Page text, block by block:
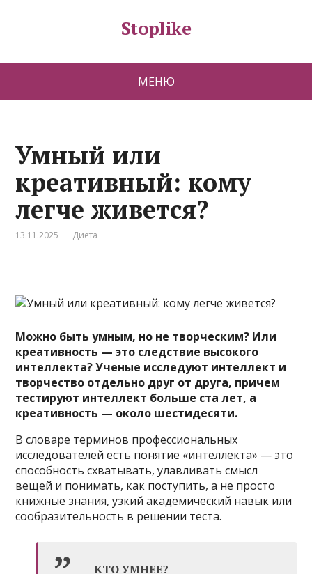
Stoplike
МЕНЮ
Умный или
креативный: кому
легче живется?
13.11.2025 Диета
Можно быть умным, но не творческим? Или
креативность — это следствие высокого
интеллекта? Ученые исследуют интеллект и
творчество отдельно друг от друга, причем
тестируют интеллект больше ста лет, а
креативность — около шестидесяти.
В словаре терминов профессиональных
исследователей есть понятие «интеллекта» — это
способность схватывать, улавливать смысл
вещей и понимать, как поступить, а не просто
книжные знания, узкий академический навык или
сообразительность в решении теста.
КТО УМНЕЕ?